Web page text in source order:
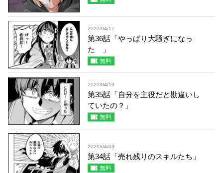
2020/04/17
第36話「やっぱり大騒ぎになっ
た 」
無料
2020/04/10
第35話「自分を主役だと勘違いし
ていたの？」
無料
2020/04/03
第34話「売れ残りのスキルたち」
無料